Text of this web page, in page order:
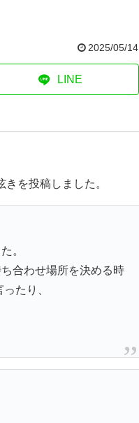
2025/05/14
LINE
を投稿しました。
。
合わせ場所を決める時
たり、